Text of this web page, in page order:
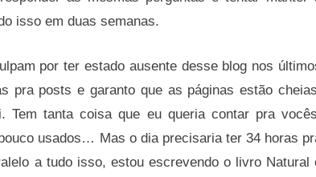
isso em duas semanas.
por ter estado ausente desse blog nos
pra posts e garanto que as páginas estão
Tem tanta coisa que eu queria contar pra
usados… Mas o dia precisaria ter 34 horas
a tudo isso, estou escrevendo o livro Natural